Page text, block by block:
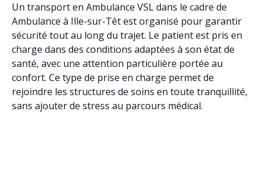
Un transport en Ambulance VSL dans le cadre de
Ambulance à Ille-sur-Têt est organisé pour garantir
sécurité tout au long du trajet. Le patient est pris en
charge dans des conditions adaptées à son état de
santé, avec une attention particulière portée au
confort. Ce type de prise en charge permet de
rejoindre les structures de soins en toute tranquillité,
sans ajouter de stress au parcours médical.